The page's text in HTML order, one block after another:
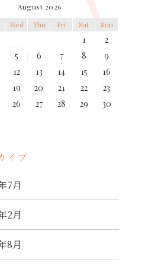
August 2026
Wed Thu Fri Sat Sun
1
2
5 6 7 8
9
12 13 14 15
16
19 20 21 22
23
26 27 28 29
30
イブ
7月
2月
8月